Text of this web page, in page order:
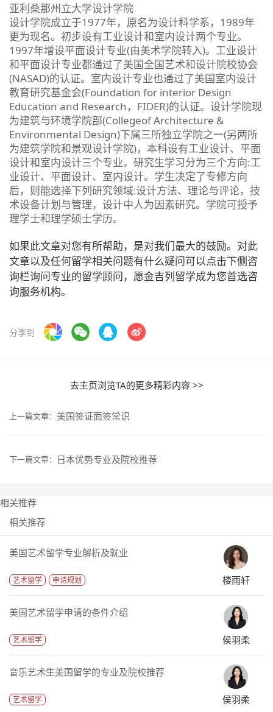
亚利桑那州立大学设计学院
设计学院成立于1977年，原名为设计科学系，1989年
更为现名。初步设有工业设计和室内设计两个专业。
1997年增设平面设计专业(由美术学院转入)。工业设计
和平面设计专业都通过了美国全国艺术和设计院校协会
(NASAD)的认证。室内设计专业也通过了美国室内设计
教育研究基金会(Foundation for interior Design
Education and Research，FIDER)的认证。设计学院现
为建筑与环境学院部(Collegeof Architecture &
Environmental Design)下属三所独立学院之一(另两所
为建筑学院和景观设计学院)，本科设有工业设计、平面
设计和室内设计三个专业。研究生学习分为三个方向:工
业设计、平面设计、室内设计。学生决定了专修方向
后，则能选择下列研究领域∶设计方法、理论与评论，技
术设备计划与管理，设计中人为因素研究。学院可授予
理学士和理学硕士学历。
如果此文章对您有所帮助，是对我们最大的鼓励。对此
文章以及任何留学相关问题有什么疑问可以点击下侧咨
询栏询问专业的留学顾问，愿金吉列留学成为您首选咨
询服务机构。
分享到
去主页浏览TA的更多精彩内容 >>
上一篇文章： 美国签证面签常识
下一篇文章： 日本优势专业及院校推荐
相关推荐
相关推荐
美国艺术留学专业解析及就业
艺术留学 申请规划 楼雨轩
美国艺术留学申请的条件介绍
艺术留学 侯羽柔
音乐艺术生美国留学的专业及院校推荐
艺术留学 侯羽柔